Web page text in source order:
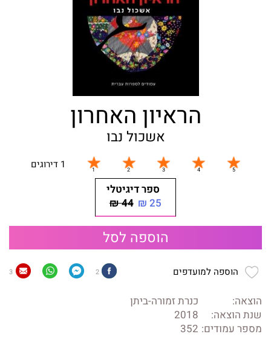
הראיון האחרון
אשכול נבו
1 דירוגים
ספר דיגיטלי
25 ₪
44 ₪
הוספה לסל
הוספה למועדפים 2
3
הוצאה:
כנרת זמורה-ביתן
שנת הוצאה:
2018
מספר עמודים: 352